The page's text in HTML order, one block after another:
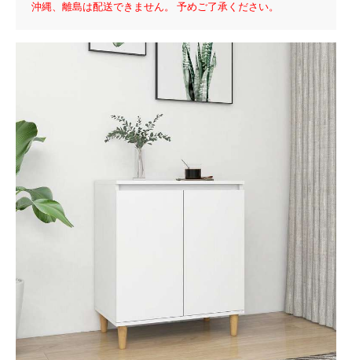
沖縄、離島は配送できません。 予めご了承ください。